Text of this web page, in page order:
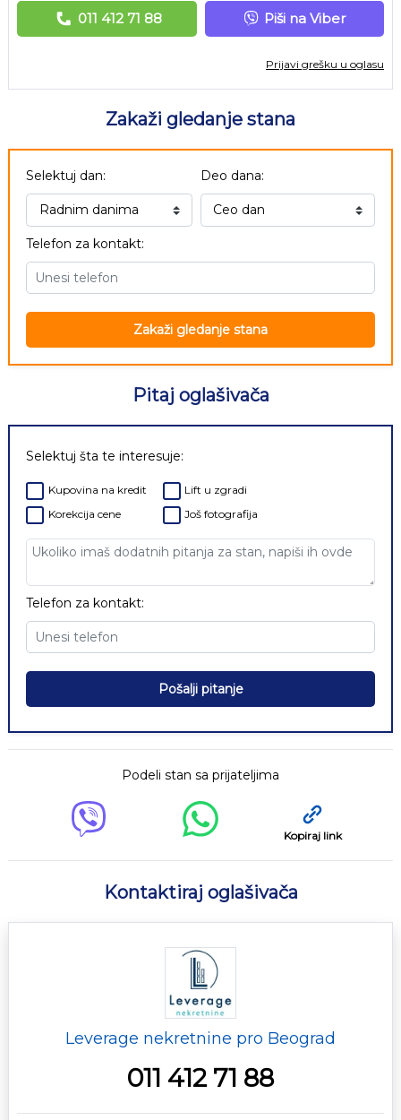
011 412 71 88 Piši na Viber
Prijavi grešku u oglasu
Zakaži gledanje stana
Selektuj dan: Deo dana:
Telefon za kontakt:
Zakaži gledanje stana
Pitaj oglašivača
Selektuj šta te interesuje:
Kupovina na kredit
Korekcija cene
Lift u zgradi
Još fotografija
Telefon za kontakt:
Pošalji pitanje
Podeli stan sa prijateljima
Kopiraj link
Kontaktiraj oglašivača
Leverage nekretnine pro Beograd
011 412 71 88